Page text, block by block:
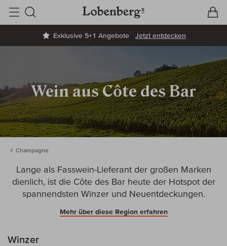
Exklusive 5+1 Angebote Jetzt entdecken
Suche
Wein aus Côte des Bar
Champagne
Lange als Fasswein-Lieferant der großen Marken
dienlich, ist die Côte des Bar heute der Hotspot der
spannendsten Winzer und Neuentdeckungen.
Mehr über diese Region erfahren
Winzer